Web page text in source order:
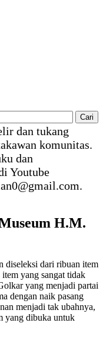
dan tukang
komunitas.
dan
Youtube
H.M.
diseleksi dari ribuan item
yang sangat tidak
yang menjadi partai
dengan naik pasang
menjadi tak ubahnya,
yang dibuka untuk